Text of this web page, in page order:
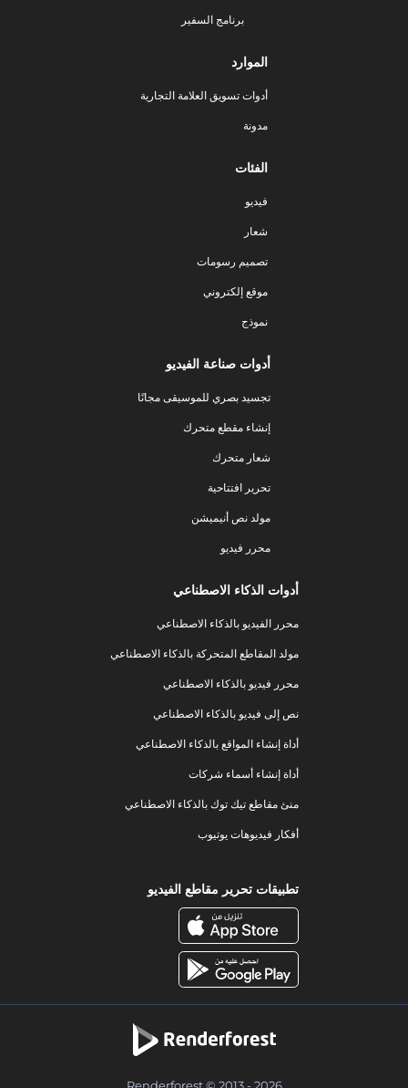
برنامج السفير
الموارد
أدوات تسويق العلامة التجارية
مدونة
الفئات
فيديو
شعار
تصميم رسومات
موقع إلكتروني
نموذج
أدوات صناعة الفيديو
تجسيد بصري للموسيقى مجانًا
إنشاء مقطع متحرك
شعار متحرك
تحرير افتتاحية
مولد نص أنيميشن
محرر فيديو
أدوات الذكاء الاصطناعي
محرر الفيديو بالذكاء الاصطناعي
مولد المقاطع المتحركة بالذكاء الاصطناعي
محرر فيديو بالذكاء الاصطناعي
نص إلى فيديو بالذكاء الاصطناعي
أداة إنشاء المواقع بالذكاء الاصطناعي
أداة إنشاء أسماء شركات
منئ مقاطع تيك توك بالذكاء الاصطناعي
أفكار فيديوهات يوتيوب
تطبيقات تحرير مقاطع الفيديو